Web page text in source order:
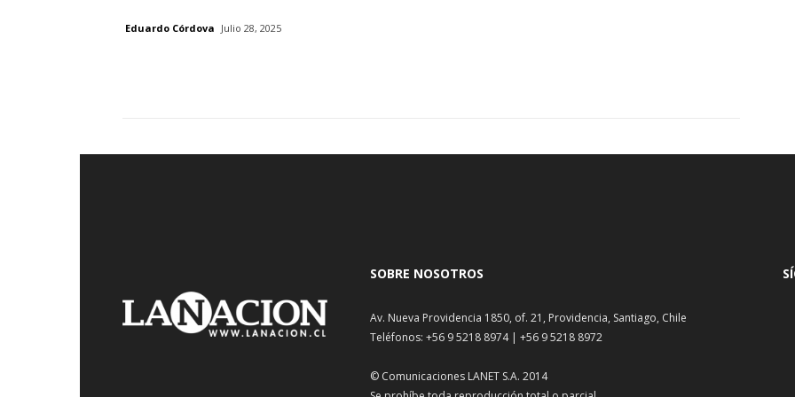
Eduardo Córdova Julio 28, 2025
SOBRE NOSOTROS
Av. Nueva Providencia 1850, of. 21, Providencia, Santiago, Chile
Teléfonos: +56 9 5218 8974 | +56 9 5218 8972
© Comunicaciones LANET S.A. 2014